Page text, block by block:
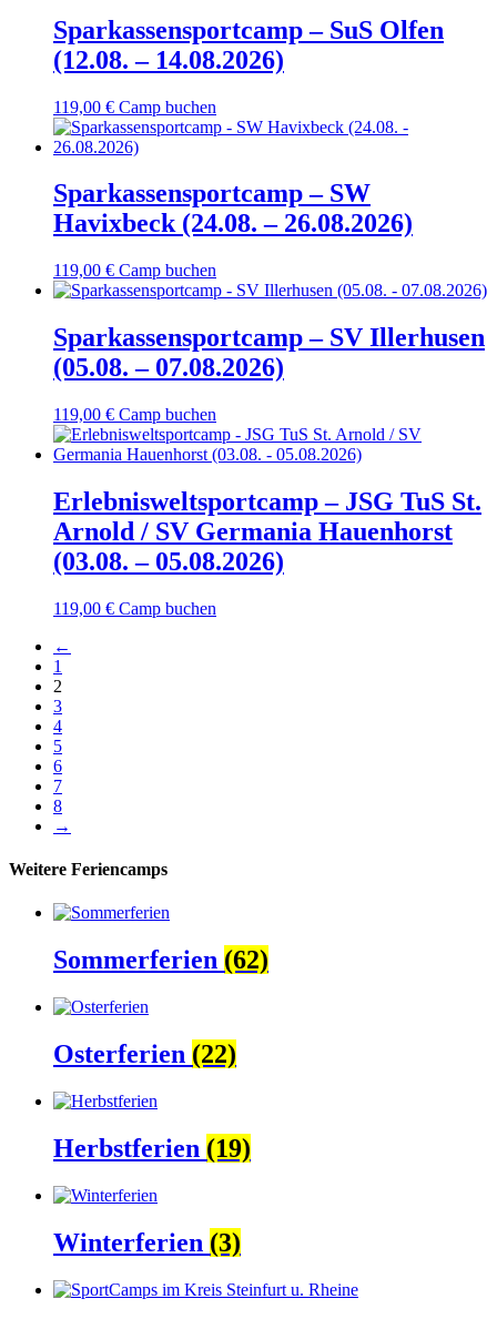
Sparkassensportcamp – SuS Olfen
(12.08. – 14.08.2026)
119,00 € Camp buchen
Sparkassensportcamp – SW
Havixbeck (24.08. – 26.08.2026)
119,00 € Camp buchen
Sparkassensportcamp – SV Illerhusen
(05.08. – 07.08.2026)
119,00 € Camp buchen
Erlebnisweltsportcamp – JSG TuS St.
Arnold / SV Germania Hauenhorst
(03.08. – 05.08.2026)
119,00 € Camp buchen
←
1
2
3
4
5
6
7
8
→
Weitere Feriencamps
Sommerferien (62)
Osterferien (22)
Herbstferien (19)
Winterferien (3)